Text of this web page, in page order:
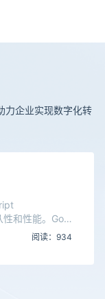
力企业实现数字化转
和性能。Goja
代码，
阅读：934